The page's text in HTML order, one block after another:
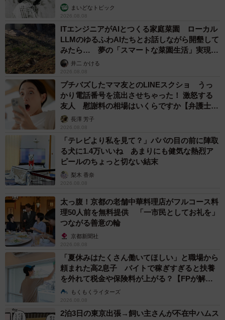
む」まいどなトピック
2026.08.08
ITエンジニアがAIとつくる家庭菜園 ローカル
LLMのゆるふわAIたちとお話しながら開墾して
みたら… 夢の「スマートな菜園生活」実現な
るか井二 かける
2026.08.08
プチバズしたママ友とのLINEスクショ うっ
かり電話番号を流出させちゃった！ 激怒する
友人 慰謝料の相場はいくらですか【弁護士が
解説】長澤 芳子
2026.08.08
「テレビより私を見て？」パパの目の前に陣取
る犬に1.4万いいね あまりにも健気な熱烈ア
ピールのちょっと切ない結末
梨木 香奈
2026.08.08
太っ腹！京都の老舗中華料理店がフルコース料
理50人前を無料提供 「一市民としてお礼を」
つながる善意の輪
京都新聞社
2026.08.08
「夏休みはたくさん働いてほしい」と職場から
頼まれた高2息子 バイトで稼ぎすぎると扶養
を外れて税金や保険料が上がる？【FPが解
説】もくもくライターズ
2026.08.08
2泊3日の東京出張→飼い主さんが不在中ハムス